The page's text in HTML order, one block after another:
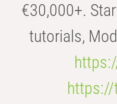
€30,000+.
tutorials,
https://